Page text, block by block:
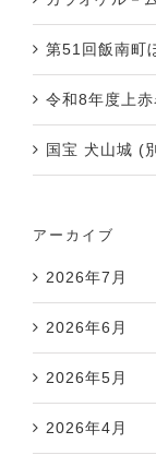
第51回飯南町
令和8年度上
国宝 犬山城 (
アーカイブ
2026年7月
2026年6月
2026年5月
2026年4月